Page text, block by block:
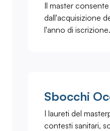
Il master
dall'acquisizione
l'anno di iscrizione.
Sbocchi
I laureti del
contesti sanitari,